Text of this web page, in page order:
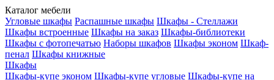
Каталог мебели
Угловые шкафы Распашные шкафы Шкафы - Стеллажи
Шкафы встроенные Шкафы на заказ Шкафы-библиотеки
Шкафы с фотопечатью Наборы шкафов Шкафы эконом Шкаф-
пенал Шкафы книжные
Шкафы
Шкафы-купе эконом Шкафы-купе угловые Шкафы-купе на